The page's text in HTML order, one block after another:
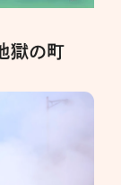
獄の町